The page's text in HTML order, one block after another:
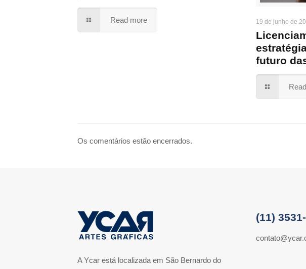
Read more 19 de junho de
futuro
Os comentários estão encerrados.
A Ycar está localizada em São Bernardo do
(11)